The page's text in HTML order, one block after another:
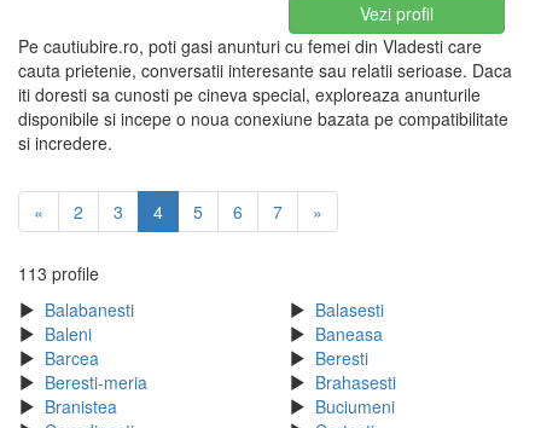
Vezi profil
Pe cautiubire.ro, poti gasi anunturi cu femei din Vladesti care
cauta prietenie, conversatii interesante sau relatii serioase. Daca
iti doresti sa cunosti pe cineva special, exploreaza anunturile
disponibile si incepe o noua conexiune bazata pe compatibilitate
si incredere.
« 2 3 4 5 6 7 »
113 profile
Balabanesti
Balasesti
Baleni
Baneasa
Barcea
Beresti
Beresti-meria
Brahasesti
Branistea
Buciumeni